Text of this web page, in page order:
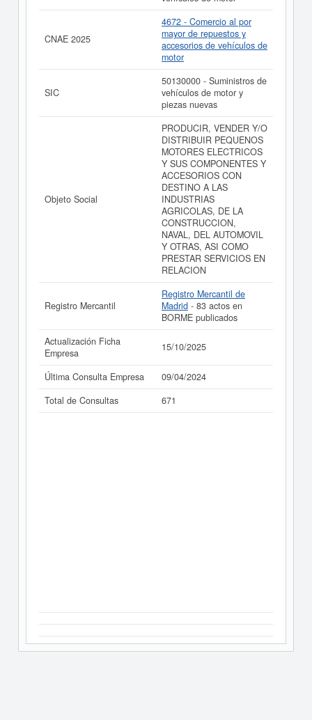
de GATE ESPAÑA AUTOMOCION SL (EXTINGUIDA) y
consultar los resultados de sus años de actividad, así
como los balances y cuentas de resultados disponibles.
La última actualización del informe de empresa se ha
realizado el 15/10/2025.
CNAE 2025
4672 - Comercio al por
mayor de repuestos y
accesorios de vehículos de
motor
SIC
50130000 - Suministros de
vehículos de motor y
piezas nuevas
Objeto Social
PRODUCIR, VENDER Y/O
DISTRIBUIR PEQUENOS
MOTORES ELECTRICOS
Y SUS COMPONENTES Y
ACCESORIOS CON
DESTINO A LAS
INDUSTRIAS
AGRICOLAS, DE LA
CONSTRUCCION,
NAVAL, DEL AUTOMOVIL
Y OTRAS, ASI COMO
PRESTAR SERVICIOS EN
RELACION
Registro Mercantil
Registro Mercantil de
Madrid - 83 actos en
BORME publicados
Actualización Ficha
Empresa
15/10/2025
Última Consulta Empresa
09/04/2024
Total de Consultas
671